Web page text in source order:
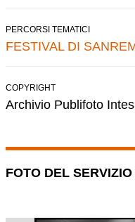
PERCORSI TEMATICI
FESTIVAL DI
COPYRIGHT
Archivio Publifoto
FOTO DEL